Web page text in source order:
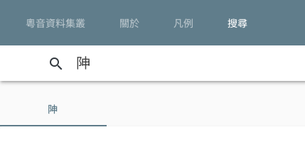
粵音資料集叢 關於 凡例 搜尋
search
𨸬